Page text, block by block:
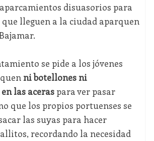
disuasorios para
lleguen a la ciudad aparquen
se pide a los jóvenes
ni botellones ni
las aceraspara ver pasar
que los propios portuenses se
las suyas para hacer
recordando la necesidad